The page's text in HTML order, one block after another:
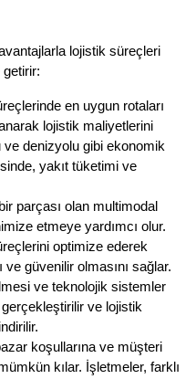
lojistik süreçleri
en uygun rotaları
lojistik maliyetlerini
denizyolu gibi ekonomik
yakıt tüketimi ve
parçası olan multimodal
etmeye yardımcı olur.
optimize ederek
ve güvenilir olmasını sağlar.
ve teknolojik sistemler
ve lojistik
koşullarına ve müşteri
kılar. İşletmeler, farklı